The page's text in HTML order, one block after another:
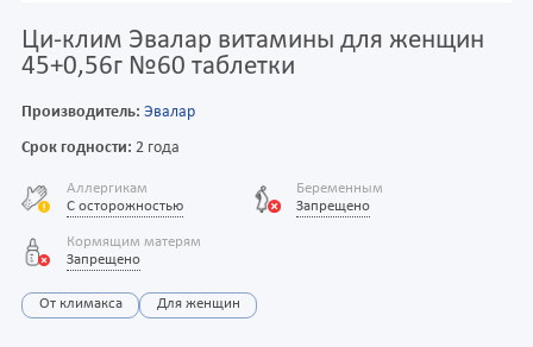
Ци-клим Эвалар витамины для женщин
45+0,56г №60 таблетки
Производитель: Эвалар
Срок годности: 2 года
Аллергикам
С осторожностью
Беременным
Запрещено
Кормящим матерям
Запрещено
От климакса Для женщин